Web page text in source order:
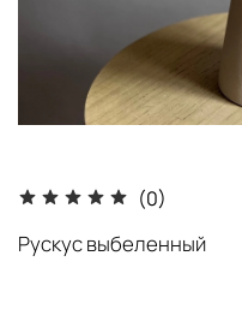
(0)
Рускус выбеленный